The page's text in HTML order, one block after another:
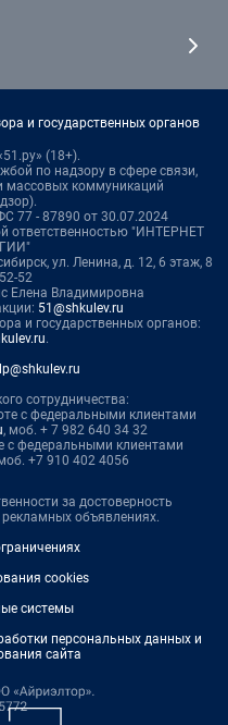
и государственных органов
(18+).
по надзору в сфере связи,
массовых коммуникаций
77 - 87890 от 30.07.2024
ответственностью "ИНТЕРНЕТ
ул. Ленина, д. 12, 6 этаж, 8
52
Елена Владимировна
51@shkulev.ru
и государственных органов:
.
сотрудничества:
с федеральными клиентами
, моб. + 7 982 640 34 32
с федеральными клиентами
+7 910 402 4056
за достоверность
объявлениях.
cookies
системы
персональных данных и
сайта